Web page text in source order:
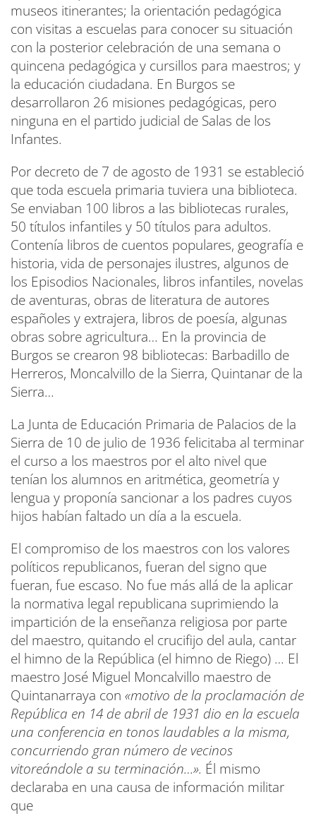
museos itinerantes; la orientación pedagógica
con visitas a escuelas para conocer su situación
con la posterior celebración de una semana o
quincena pedagógica y cursillos para maestros; y
la educación ciudadana. En Burgos se
desarrollaron 26 misiones pedagógicas, pero
ninguna en el partido judicial de Salas de los
Infantes.
Por decreto de 7 de agosto de 1931 se estableció
que toda escuela primaria tuviera una biblioteca.
Se enviaban 100 libros a las bibliotecas rurales,
50 títulos infantiles y 50 títulos para adultos.
Contenía libros de cuentos populares, geografía e
historia, vida de personajes ilustres, algunos de
los Episodios Nacionales, libros infantiles, novelas
de aventuras, obras de literatura de autores
españoles y extrajera, libros de poesía, algunas
obras sobre agricultura… En la provincia de
Burgos se crearon 98 bibliotecas: Barbadillo de
Herreros, Moncalvillo de la Sierra, Quintanar de la
Sierra…
La Junta de Educación Primaria de Palacios de la
Sierra de 10 de julio de 1936 felicitaba al terminar
el curso a los maestros por el alto nivel que
tenían los alumnos en aritmética, geometría y
lengua y proponía sancionar a los padres cuyos
hijos habían faltado un día a la escuela.
El compromiso de los maestros con los valores
políticos republicanos, fueran del signo que
fueran, fue escaso. No fue más allá de la aplicar
la normativa legal republicana suprimiendo la
impartición de la enseñanza religiosa por parte
del maestro, quitando el crucifijo del aula, cantar
el himno de la República (el himno de Riego) … El
maestro José Miguel Moncalvillo maestro de
Quintanarraya con «motivo de la proclamación de
República en 14 de abril de 1931 dio en la escuela
una conferencia en tonos laudables a la misma,
concurriendo gran número de vecinos
vitoreándole a su terminación…». Él mismo
declaraba en una causa de información militar
que